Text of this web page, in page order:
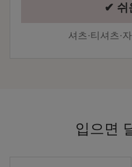
✔ 쉬
셔츠·티셔츠·
입으면